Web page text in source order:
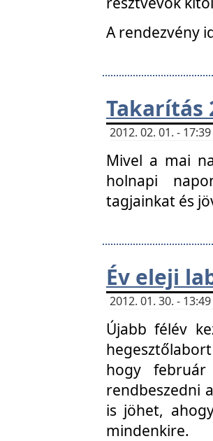
A rendezvény
Takarítás
2012. 02. 01. -
Mivel a mai
holnapi
tagjainkat és
Év eleji
2012. 01. 30. -
Újabb félév
hogy
rendbeszedni
is jöhet,
mindenkire.